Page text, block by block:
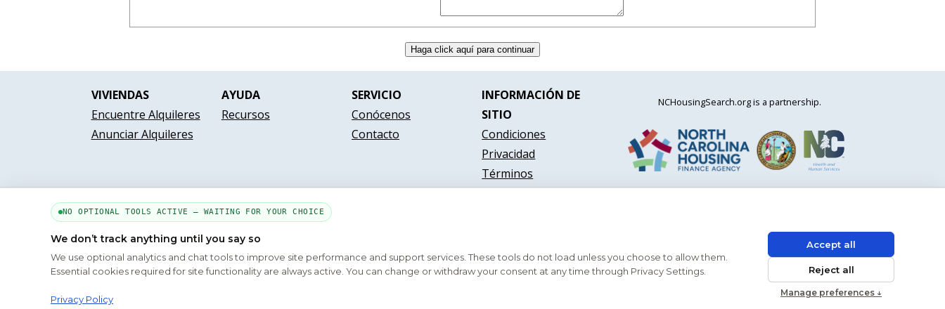
VIVIENDAS
Encuentre Alquileres
Anunciar Alquileres
AYUDA
Recursos
SERVICIO
Conócenos
Contacto
INFORMACIÓN DE
SITIO
Condiciones
Privacidad
Términos
NCHousingSearch.org is a partnership.
Conócenos Contáctenos Privacy Settings Preguntas Frequentes HUD ADA
NO OPTIONAL TOOLS ACTIVE — WAITING FOR YOUR CHOICE
We don’t track anything until you say so
We use optional analytics and chat tools to improve site performance and support services. These tools do not load unless you choose to allow them.
Essential cookies required for site functionality are always active. You can change or withdraw your consent at any time through Privacy Settings.
Privacy Policy
Accept all
Reject all
Manage preferences ↓